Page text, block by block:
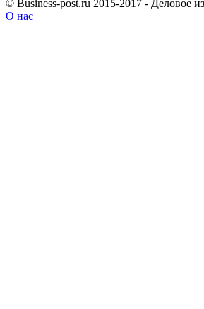
© Business-post.ru 2015-2017 - Деловое
О нас